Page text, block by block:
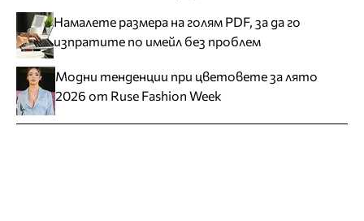
Намалете размера на голям PDF, за да го
изпратите по имейл без проблем
Модни тенденции при цветовете за лято
2026 от Ruse Fashion Week